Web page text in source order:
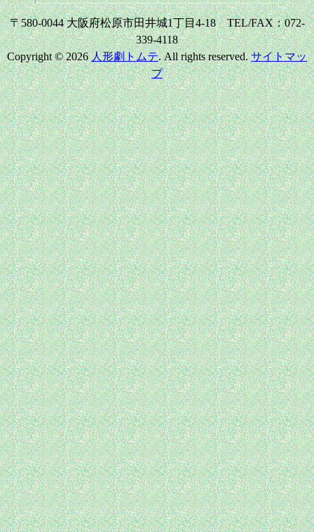
〒580-0044 大阪府松原市田井城1丁目4-18 TEL/FAX：072-
339-4118
Copyright © 2026人形劇トムテ. All rights reserved.サイトマッ
プ